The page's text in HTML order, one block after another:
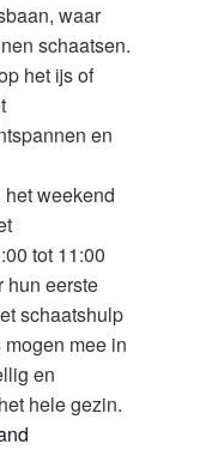
waar
schaatsen.
het ijs of
en
weekend
tot 11:00
hun eerste
schaatshulp
mee in
en
hele gezin.